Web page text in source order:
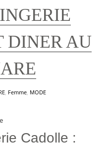
DINER AU
, Femme, MODE
Cadolle :